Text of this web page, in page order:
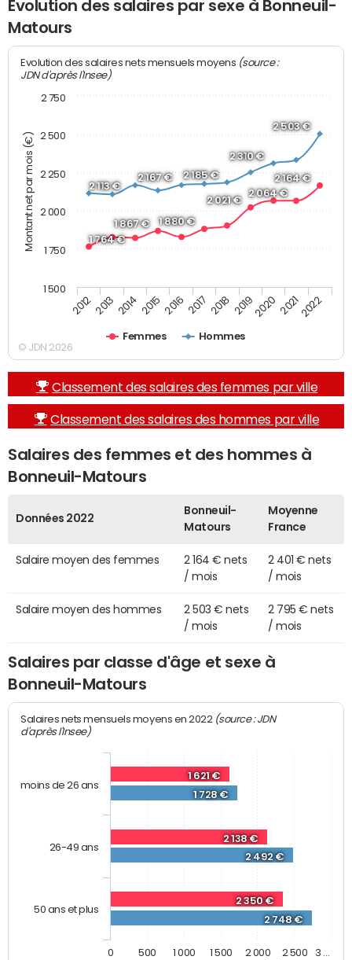
Evolution des salaires par sexe à Bonneuil-
Matours
Montant net par mois (€)
Evolution des salaires nets mensuels moyens (source :
JDN d'après l'Insee)
1 764 €
1 867 € 1 880 €
2 021 €
2 064 €
2 164 €
2 113 €
2 167 € 2 185 €
2 310 €
2 503 €
Femmes Hommes
2012 2013 2014 2015 2016 2017 2018 20192020 20212022
1 500
1 750
2 000
2 250
2 500
2 750
© JDN 2026
Classement des salaires des femmes par ville
Classement des salaires des hommes par ville
Salaires des femmes et des hommes à
Bonneuil-Matours
Données 2022
Bonneuil-
Matours
Moyenne
France
Salaire moyen des femmes
2 164 € nets
/ mois
2 401 € nets
/ mois
Salaire moyen des hommes
2 503 € nets
/ mois
2 795 € nets
/ mois
Salaires par classe d'âge et sexe à
Bonneuil-Matours
Salaires nets mensuels moyens en 2022 (source : JDN
d'après l'Insee)
1 621 €
2 138 €
2 350 €
1 728 €
2 492 €
2 748 €
moins de 26 ans
26-49 ans
50 ans et plus
0 500 1 000 1 500 2 000 2 500 3 …